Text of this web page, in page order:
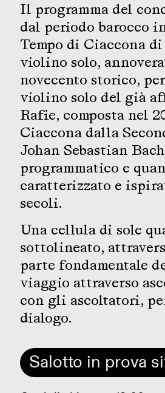
Il programma del
dal periodo barocco
Tempo di Ciaccona
violino solo,
novecento storico,
violino solo del già
Rafie, composta nel
Ciaccona dalla
Johan Sebastian
programmatico e
caratterizzato e
secoli.
Una cellula di sole
sottolineato,
parte fondamentale
viaggio attraverso
con gli ascoltatori,
dialogo.
Salotto in prova